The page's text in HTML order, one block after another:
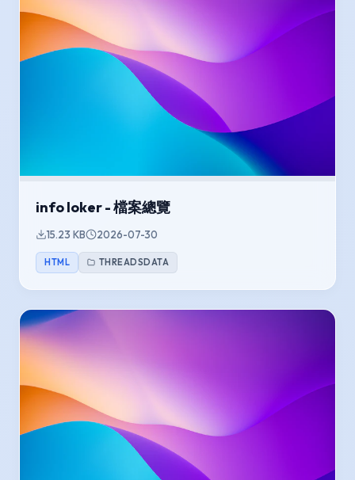
info loker - 檔案總覽
15.23 KB 2026-07-30
HTML THREADSDATA